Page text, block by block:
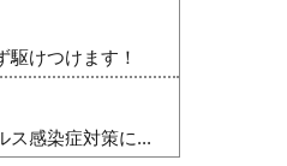
駆けつけます！
ス感染症対策に...